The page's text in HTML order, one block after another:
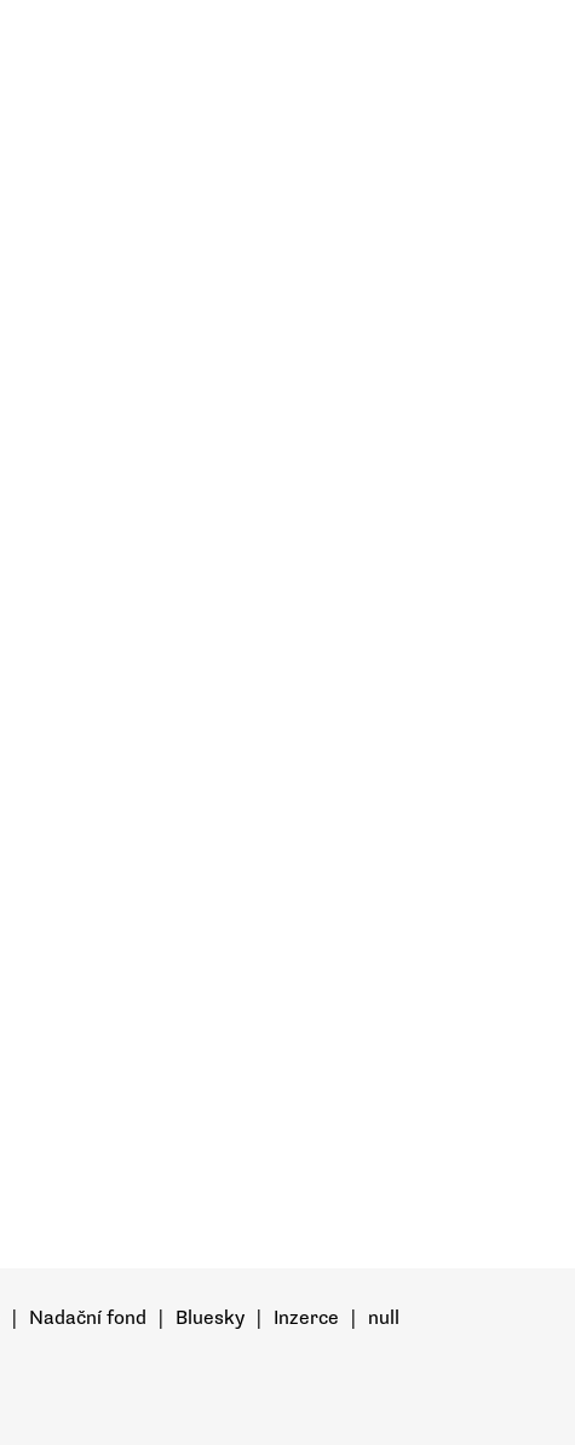
Nadační fond Bluesky Inzerce
null